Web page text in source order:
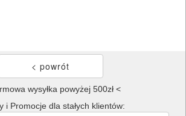
wysyłka powyżej 500zł <
i Promocje dla stałych klientów: